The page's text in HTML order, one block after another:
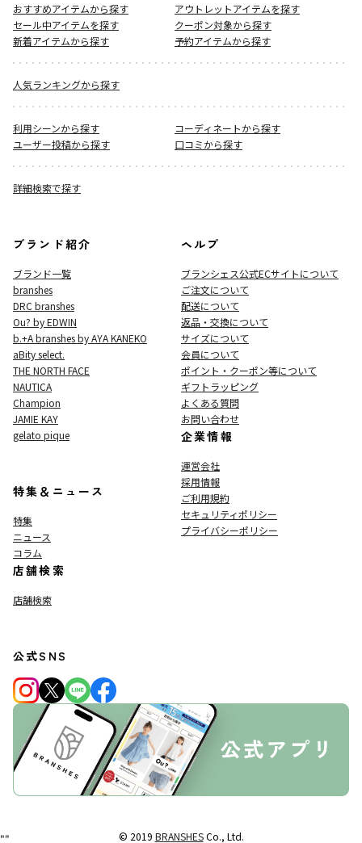
おすすめアイテムから探す
アウトレットアイテムを探す
セール中アイテムを探す
クーポン対象から探す
新着アイテムから探す
予約アイテムから探す
人気ランキングから探す
利用シーンから探す
コーディネートから探す
ユーザー投稿から探す
口コミから探す
詳細検索で探す
ブランド紹介
ブランド一覧
branshes
DRC branshes
Ou? by EDWIN
b.+A branshes by AYA KANEKO
aBity select.
THE NORTH FACE
NAUTICA
Champion
JAMIE KAY
gelato pique
特集＆ニュース
特集
ニュース
コラム
店舗検索
店舗検索
ヘルプ
ブランシェス公式ECサイトについて
ご注文について
配送について
返品・交換について
サイズについて
会員について
ポイント・クーポン等について
ギフトラッピング
よくある質問
お問い合わせ
企業情報
運営会社
採用情報
ご利用規約
セキュリティポリシー
プライバシーポリシー
公式SNS
© 2019 BRANSHESCo., Ltd.
""